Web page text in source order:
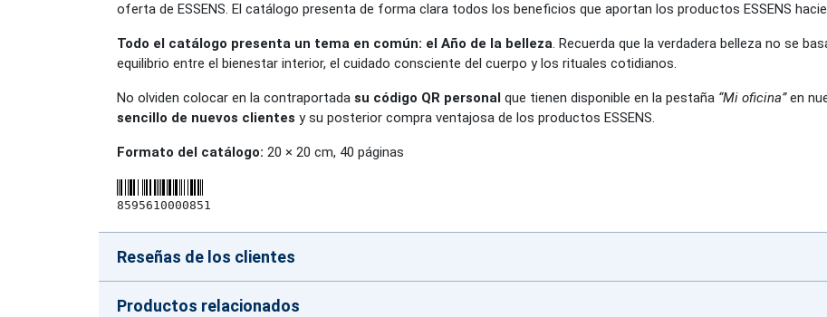
oferta de ESSENS. El catálogo presenta de forma clara todos los beneficios que aportan los productos ESSENS
Todo el catálogo presenta un tema en común: el Año de la belleza. Recuerda que la verdadera belleza no se
equilibrio entre el bienestar interior, el cuidado consciente del cuerpo y los rituales cotidianos.
No olviden colocar en la contraportada su código QR personal que tienen disponible en la pestaña “Mi oficina”en
sencillo de nuevos clientes y su posterior compra ventajosa de los productos ESSENS.
Formato del catálogo: 20 × 20 cm, 40 páginas
8595610000851
Reseñas de los clientes
Productos relacionados